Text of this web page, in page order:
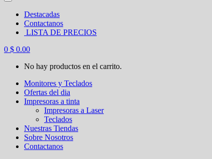
Destacadas
Contactanos
LISTA DE PRECIOS
0 $ 0.00
No hay productos en el carrito.
Monitores y Teclados
Ofertas del dia
Impresoras a tinta
Impresoras a Laser
Teclados
Nuestras Tiendas
Sobre Nosotros
Contactanos